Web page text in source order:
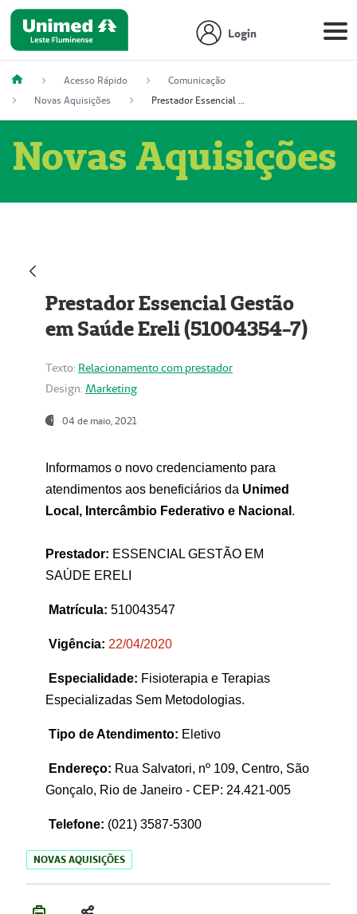
Login
Acesso Rápido
Comunicação
Novas Aquisições
Prestador Essencial Gestão em Saúde Ereli (51004354-7)
Novas Aquisições
Prestador Essencial Gestão
em Saúde Ereli (51004354-7)
Texto: Relacionamento com prestador
Design: Marketing
04 de maio, 2021
Informamos o novo credenciamento para
atendimentos aos beneficiários da Unimed
Local, Intercâmbio Federativo e Nacional .
Prestador: ESSENCIAL GESTÃO EM
SAÚDE ERELI
Matrícula: 510043547
Vigência: 22/04/2020
Especialidade: Fisioterapia e Terapias
Especializadas Sem Metodologias.
Tipo de Atendimento: Eletivo
Endereço: Rua Salvatori, nº 109, Centro, São
Gonçalo, Rio de Janeiro - CEP: 24.421-005
Telefone: (021) 3587-5300
NOVAS AQUISIÇÕES